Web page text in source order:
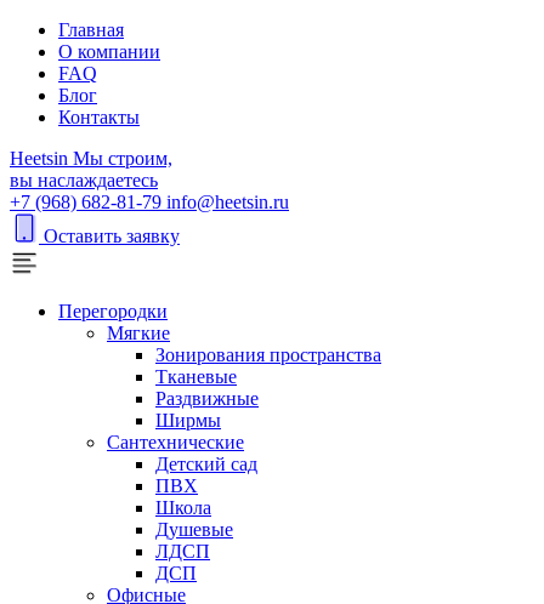
Главная
О компании
FAQ
Блог
Контакты
Heetsin Мы строим,
вы наслаждаетесь
+7 (968) 682-81-79 info@heetsin.ru
Оставить заявку
Перегородки
Мягкие
Зонирования пространства
Тканевые
Раздвижные
Ширмы
Сантехнические
Детский сад
ПВХ
Школа
Душевые
ЛДСП
ДСП
Офисные